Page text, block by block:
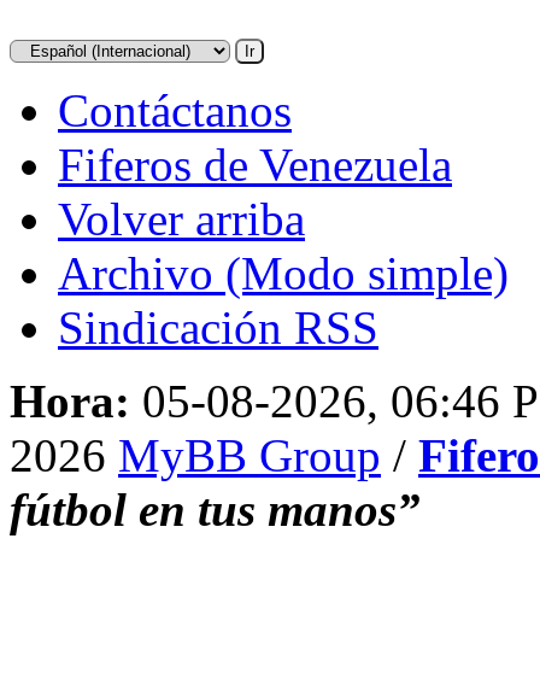
Contáctanos
Fiferos de Venezuela
Volver arriba
Archivo (Modo simple)
Sindicación RSS
Hora: 05-08-2026, 06:46
2026 MyBB Group /
fútbol en tus manos”